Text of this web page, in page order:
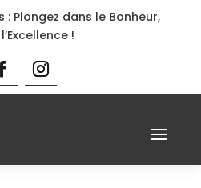
: Plongez dans le Bonheur,
!